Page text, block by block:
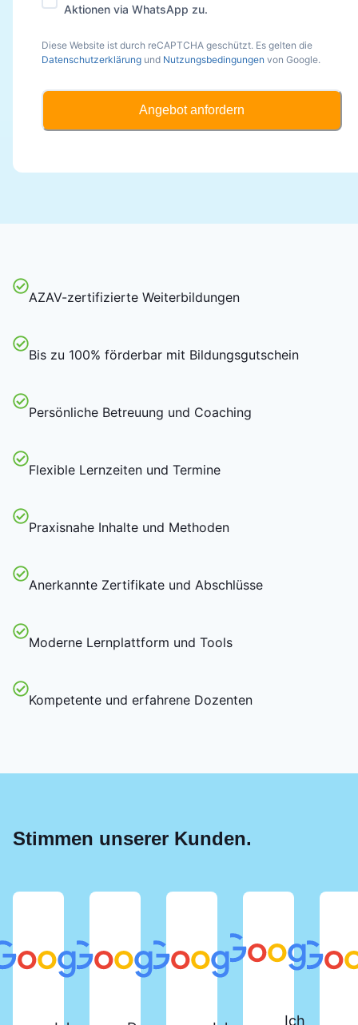
Aktionen via WhatsApp zu.
Diese Website ist durch reCAPTCHA geschützt. Es gelten die
Datenschutzerklärung und Nutzungsbedingungen von Google.
Angebot anfordern
AZAV-zertifizierte Weiterbildungen
Bis zu 100% förderbar mit Bildungsgutschein
Persönliche Betreuung und Coaching
Flexible Lernzeiten und Termine
Praxisnahe Inhalte und Methoden
Anerkannte Zertifikate und Abschlüsse
Moderne Lernplattform und Tools
Kompetente und erfahrene Dozenten
Stimmen unserer Kunden.
Ich habe